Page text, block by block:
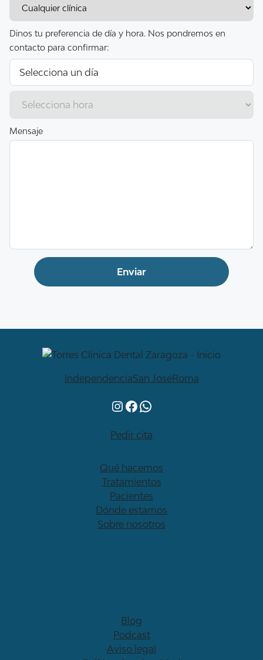
Dinos tu preferencia de día y hora. Nos pondremos en
contacto para confirmar:
Mensaje
IndependenciaSan JoséRoma
Instagram
Facebook
WhatsApp
Pedir cita
Qué hacemos
Tratamientos
Pacientes
Dónde estamos
Sobre nosotros
Blog
Podcast
Aviso legal